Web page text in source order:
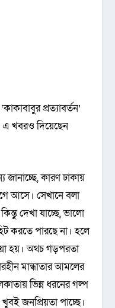
প্রত্যাবর্তন’
খবরও দিয়েছেন
কারণ ঢাকায়
আসে। সেখানে বলা
দেখা যাচ্ছে, ভালো
করতে পারছে না। হলে
হয়। অথচ গড়পরতা
মান্ধাতার আমলের
ভিন্ন ধরনের গল্প
জনপ্রিয়তা পাচ্ছে।